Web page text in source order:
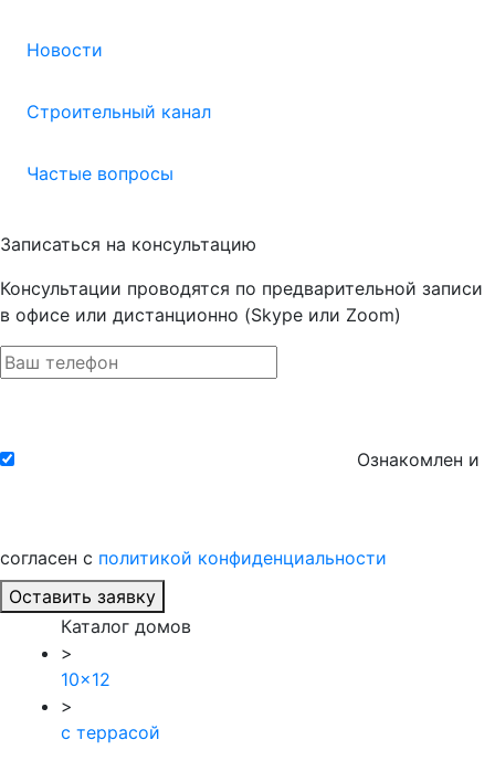
Новости
Строительный канал
Частые вопросы
Записаться на консультацию
Консультации проводятся по предварительной записи
в офисе или дистанционно (Skype или Zoom)
Ознакомлен и
согласен с политикой конфиденциальности
Оставить заявку
Каталог домов
>
10x12
>
c террасой